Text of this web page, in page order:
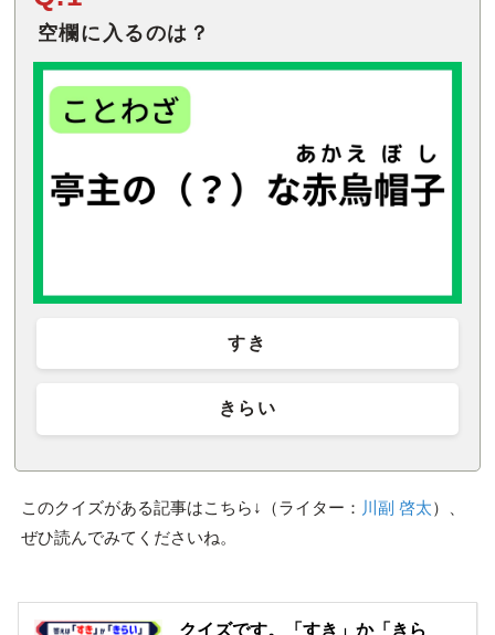
空欄に入るのは？
すき
きらい
このクイズがある記事はこちら↓（ライター： 川副 啓太）、
ぜひ読んでみてくださいね。
クイズです。「すき」か「きら